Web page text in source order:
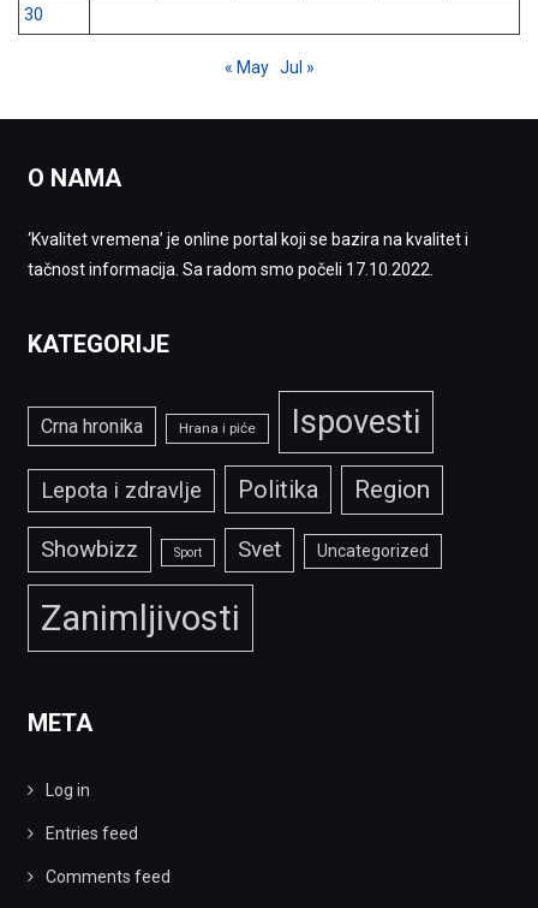
30
« May Jul »
O NAMA
‘Kvalitet vremena’ je online portal koji se bazira na kvalitet i
tačnost informacija. Sa radom smo počeli 17.10.2022.
KATEGORIJE
Crna hronika Hrana i piće Ispovesti
Lepota i zdravlje Politika Region
Showbizz Sport Svet Uncategorized
Zanimljivosti
META
Log in
Entries feed
Comments feed